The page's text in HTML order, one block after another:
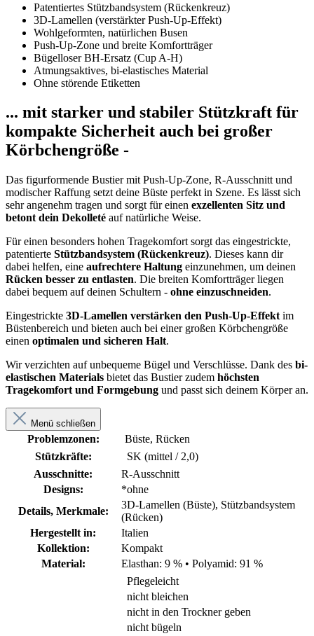
Patentiertes Stützbandsystem (Rückenkreuz)
3D-Lamellen (verstärkter Push-Up-Effekt)
Wohlgeformten, natürlichen Busen
Push-Up-Zone und breite Komfortträger
Bügelloser BH-Ersatz (Cup A-H)
Atmungsaktives, bi-elastisches Material
Ohne störende Etiketten
... mit starker und stabiler Stützkraft für
kompakte Sicherheit auch bei großer
Körbchengröße -
Das figurformende Bustier mit Push-Up-Zone, R-Ausschnitt und
modischer Raffung setzt deine Büste perfekt in Szene. Es lässt sich
sehr angenehm tragen und sorgt für einen exzellenten Sitz und
betont dein Dekolleté auf natürliche Weise.
Für einen besonders hohen Tragekomfort sorgt das eingestrickte,
patentierte Stützbandsystem (Rückenkreuz). Dieses kann dir
dabei helfen, eine aufrechtere Haltung einzunehmen, um deinen
Rücken besser zu entlasten. Die breiten Komfortträger liegen
dabei bequem auf deinen Schultern - ohne einzuschneiden.
Eingestrickte 3D-Lamellen verstärken den Push-Up-Effekt im
Büstenbereich und bieten auch bei einer großen Körbchengröße
einen optimalen und sicheren Halt.
Wir verzichten auf unbequeme Bügel und Verschlüsse. Dank des bi-
elastischen Materials bietet das Bustier zudem höchsten
Tragekomfort und Formgebung und passt sich deinem Körper an.
Menü schließen
Problemzonen:
Büste, Rücken
Stützkräfte:
SK (mittel / 2,0)
Ausschnitte:
R-Ausschnitt
Designs:
*ohne
Details, Merkmale:
3D-Lamellen (Büste), Stützbandsystem
(Rücken)
Hergestellt in:
Italien
Kollektion:
Kompakt
Material:
Elasthan: 9 % • Polyamid: 91 %
Pflegeleicht
nicht bleichen
nicht in den Trockner geben
nicht bügeln